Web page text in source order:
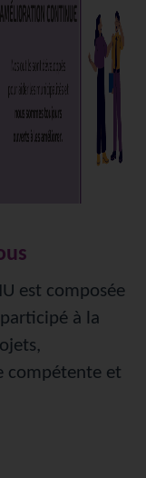
est composée
à la
compétente et